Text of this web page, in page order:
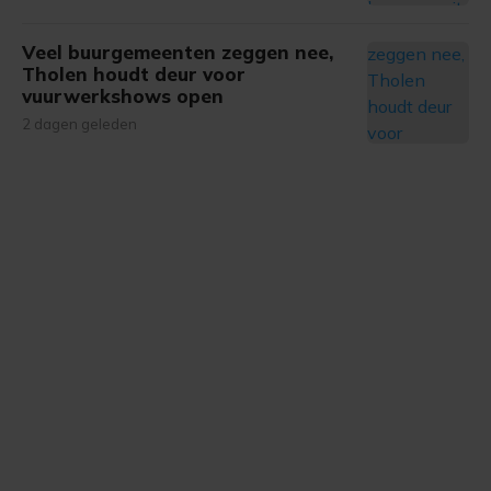
Veel buurgemeenten zeggen nee,
Tholen houdt deur voor
vuurwerkshows open
2 dagen geleden